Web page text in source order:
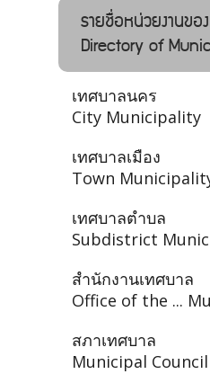
รายชื่อหน่วยงานขอ
Directory of
เทศบาลนคร
City Municipality
เทศบาลเมือง
Town
เทศบาลตำบล
Subdistrict
สำนักงานเทศบาล
Office of the ...
สภาเทศบาล
Municipal Council